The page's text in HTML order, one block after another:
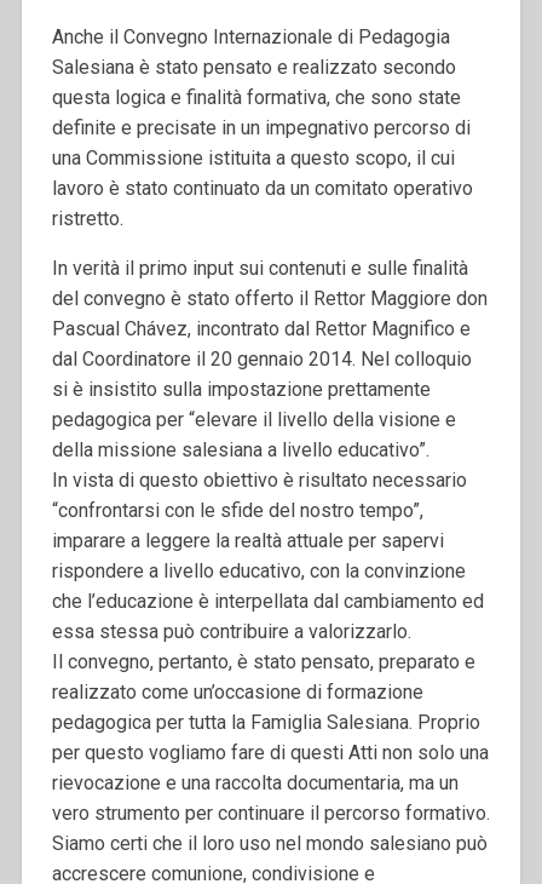
Anche il Convegno Internazionale di Pedagogia
Salesiana è stato pensato e realizzato secondo
questa logica e finalità formativa, che sono state
definite e precisate in un impegnativo percorso di
una Commissione istituita a questo scopo, il cui
lavoro è stato continuato da un comitato operativo
ristretto.
In verità il primo input sui contenuti e sulle finalità
del convegno è stato offerto il Rettor Maggiore don
Pascual Chávez, incontrato dal Rettor Magnifico e
dal Coordinatore il 20 gennaio 2014. Nel colloquio
si è insistito sulla impostazione prettamente
pedagogica per “elevare il livello della visione e
della missione salesiana a livello educativo”.
In vista di questo obiettivo è risultato necessario
“confrontarsi con le sfide del nostro tempo”,
imparare a leggere la realtà attuale per sapervi
rispondere a livello educativo, con la convinzione
che l’educazione è interpellata dal cambiamento ed
essa stessa può contribuire a valorizzarlo.
Il convegno, pertanto, è stato pensato, preparato e
realizzato come un’occasione di formazione
pedagogica per tutta la Famiglia Salesiana. Proprio
per questo vogliamo fare di questi Atti non solo una
rievocazione e una raccolta documentaria, ma un
vero strumento per continuare il percorso formativo.
Siamo certi che il loro uso nel mondo salesiano può
accrescere comunione, condivisione e